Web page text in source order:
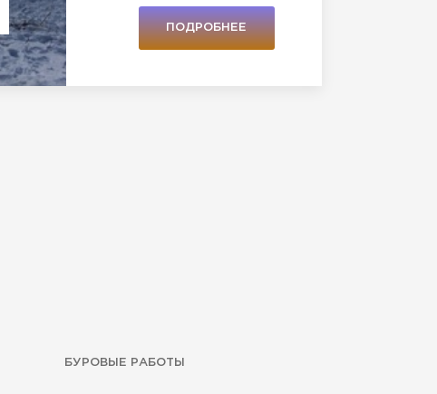
ПОДРОБНЕЕ
БУРОВЫЕ РАБОТЫ